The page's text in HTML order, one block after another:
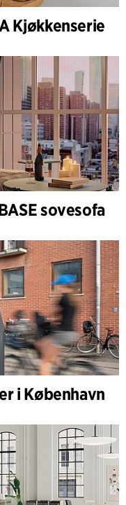
Kjøkkenserie
sovesofa
i København